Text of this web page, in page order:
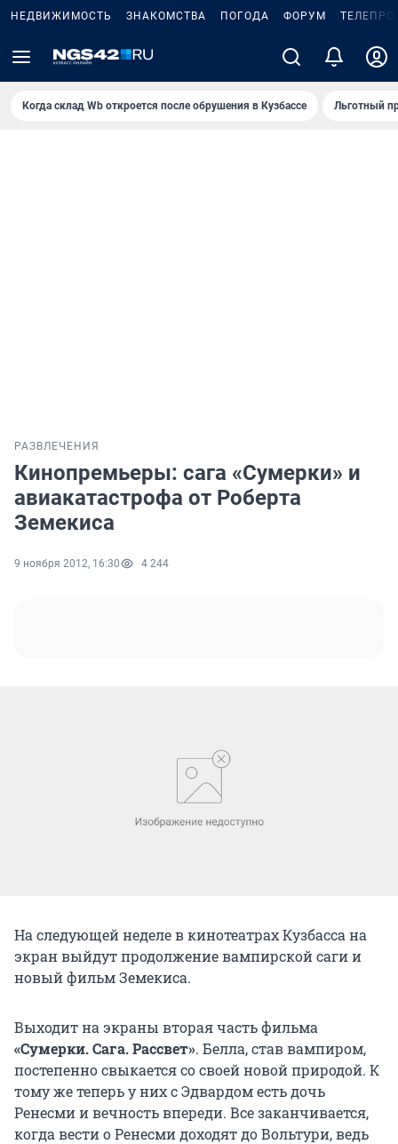
НЕДВИЖИМОСТЬ ЗНАКОМСТВА ПОГОДА ФОРУМ
Когда склад Wb откроется после обрушения в Кузбассе Льготный
РАЗВЛЕЧЕНИЯ
Кинопремьеры: сага «Сумерки» и
авиакатастрофа от Роберта
Земекиса
9 ноября 2012, 16:30 4 244
На следующей неделе в кинотеатрах Кузбасса на
экран выйдут продолжение вампирской саги и
новый фильм Земекиса.
Выходит на экраны вторая часть фильма
«Сумерки. Сага. Рассвет». Белла, став вампиром,
постепенно свыкается со своей новой природой. К
тому же теперь у них с Эдвардом есть дочь
Ренесми и вечность впереди. Все заканчивается,
когда вести о Ренесми доходят до Вольтури, ведь